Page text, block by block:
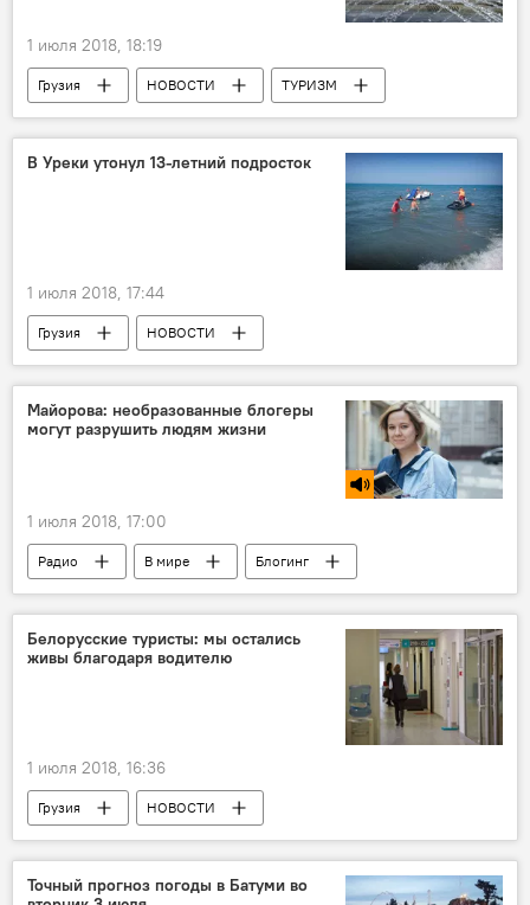
1 июля 2018, 18:19
Грузия НОВОСТИ
ТУРИЗМ
ОБЩЕСТВО
Грузия - туристический центр
Регион Самегрело-Земо Сванети
Правительство Грузии
В Уреки утонул 13-летний подросток
1 июля 2018, 17:44
Грузия
НОВОСТИ
ПРОИСШЕСТВИЯ
Майорова: необразованные блогеры
могут разрушить людям жизни
1 июля 2018, 17:00
Радио В мире
Блогинг
Блогер
ОБЩЕСТВО
Белорусские туристы: мы остались
живы благодаря водителю
1 июля 2018, 16:36
Грузия
НОВОСТИ
ПРОИСШЕСТВИЯ
Точный прогноз погоды в Батуми во